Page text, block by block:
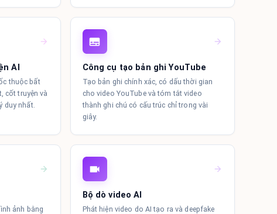
AI
thuộc bất
cốt truyện và
duy nhất.
Công cụ tạo bản ghi YouTube
Tạo bản ghi chính xác, có dấu thời gian
cho video YouTube và tóm tắt video
thành ghi chú có cấu trúc chỉ trong vài
giây.
ảnh bằng
Bộ dò video AI
Phát hiện video do AI tạo ra và deepfake